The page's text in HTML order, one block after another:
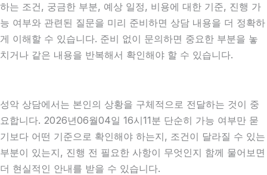
하는 조건, 궁금한 부분, 예상 일정, 비용에 대한 기준, 진행 가
능 여부와 관련된 질문을 미리 준비하면 상담 내용을 더 정확하
게 이해할 수 있습니다. 준비 없이 문의하면 중요한 부분을 놓
치거나 같은 내용을 반복해서 확인해야 할 수 있습니다.
성악 상담에서는 본인의 상황을 구체적으로 전달하는 것이 중
요합니다. 2026년06월04일 16시11분 단순히 가능 여부만 묻
기보다 어떤 기준으로 확인해야 하는지, 조건이 달라질 수 있는
부분이 있는지, 진행 전 필요한 사항이 무엇인지 함께 물어보면
더 현실적인 안내를 받을 수 있습니다.